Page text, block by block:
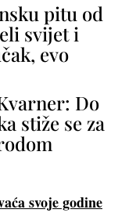
pitu od
svijet i
evo
Do
stiže se za
svoje godine